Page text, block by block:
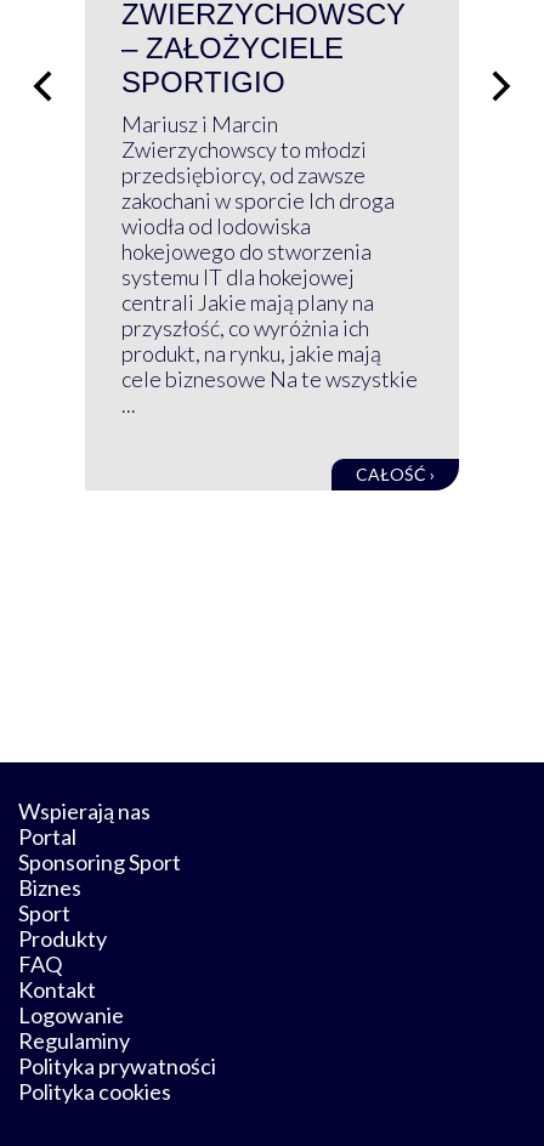
ZWIERZYCHOWSCY
– ZAŁOŻYCIELE
SPORTIGIO
Mariusz i Marcin
Zwierzychowscy to młodzi
przedsiębiorcy, od zawsze
zakochani w sporcie Ich droga
wiodła od lodowiska
hokejowego do stworzenia
systemu IT dla hokejowej
centrali Jakie mają plany na
przyszłość, co wyróżnia ich
produkt, na rynku, jakie mają
cele biznesowe Na te wszystkie
...
CAŁOŚĆ ›
Wspierają nas
Portal
Sponsoring Sport
Biznes
Sport
Produkty
FAQ
Kontakt
Logowanie
Regulaminy
Polityka prywatności
Polityka cookies